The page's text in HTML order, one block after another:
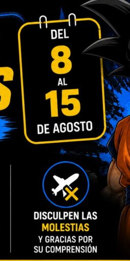
VALORACIONES (0)